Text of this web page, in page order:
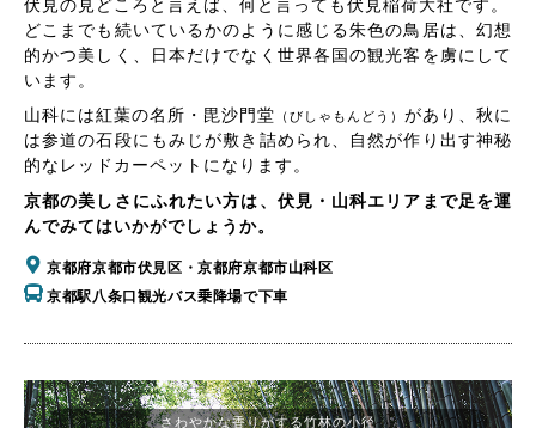
伏見の見どころと言えば、何と言っても伏見稲荷大社です。
どこまでも続いているかのように感じる朱色の鳥居は、幻想
的かつ美しく、日本だけでなく世界各国の観光客を虜にして
います。
山科には紅葉の名所・毘沙門堂 （びしゃもんどう） があり、秋に
は参道の石段にもみじが敷き詰められ、自然が作り出す神秘
的なレッドカーペットになります。
京都の美しさにふれたい方は、伏見・山科エリアまで足を運
んでみてはいかがでしょうか。
京都府京都市伏見区・京都府京都市山科区
京都駅八条口観光バス乗降場で下車
さわやかな香りがする竹林の小径